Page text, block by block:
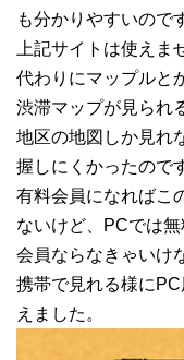
も分かりやすいので
上記サイトは使えま
代わりにマップルと
渋滞マップが見られ
地区の地図しか見れ
握しにくかったので
有料会員になればこ
ないけど、PCでは
会員ならなきゃいけ
携帯で見れる様に
えました。